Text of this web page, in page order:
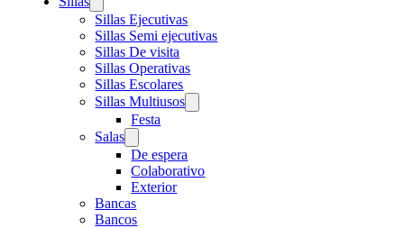
Sillas Ejecutivas
Sillas Semi ejecutivas
Sillas De visita
Sillas Operativas
Sillas Escolares
Sillas Multiusos
Festa
Salas
De espera
Colaborativo
Exterior
Bancas
Bancos